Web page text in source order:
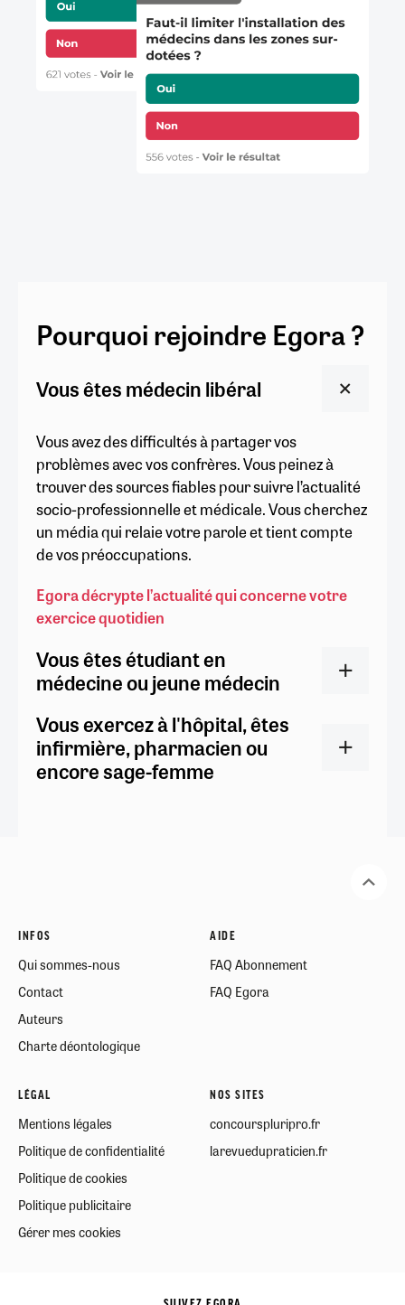
Pourquoi rejoindre Egora ?
Vous êtes médecin libéral
Vous avez des difficultés à partager vos
problèmes avec vos confrères. Vous peinez à
trouver des sources fiables pour suivre l’actualité
socio-professionnelle et médicale. Vous cherchez
un média qui relaie votre parole et tient compte
de vos préoccupations.
Egora décrypte l’actualité qui concerne votre
exercice quotidien
Vous êtes étudiant en
médecine ou jeune médecin
Vous exercez à l'hôpital, êtes
infirmière, pharmacien ou
encore sage-femme
INFOS
Qui sommes-nous
Contact
Auteurs
Charte déontologique
AIDE
FAQ Abonnement
FAQ Egora
LÉGAL
Mentions légales
Politique de confidentialité
Politique de cookies
Politique publicitaire
Gérer mes cookies
NOS SITES
concourspluripro.fr
larevuedupraticien.fr